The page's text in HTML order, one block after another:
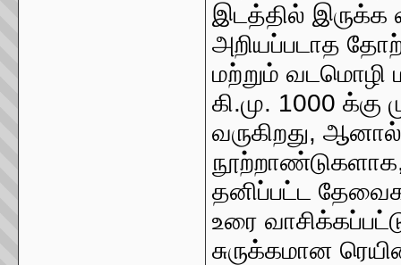
இடத்தில் இருக்க
அறியப்படாத
மற்றும் வடமொழி
கி.மு. 1000
வருகிறது,
தனிப்பட்ட
உரை
சுருக்கமான